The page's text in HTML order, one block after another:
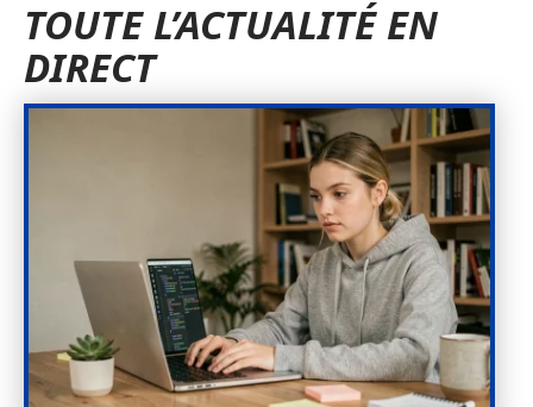
TOUTE L’ACTUALITÉ EN
DIRECT